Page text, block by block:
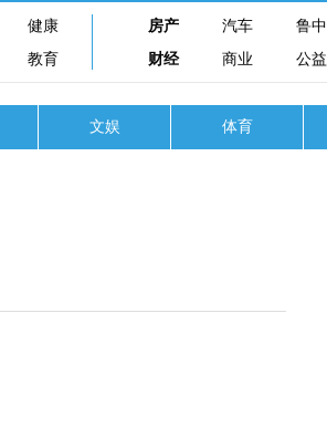
健康
教育
房产 汽车
鲁中
财经
商业 公益
文娱 体育